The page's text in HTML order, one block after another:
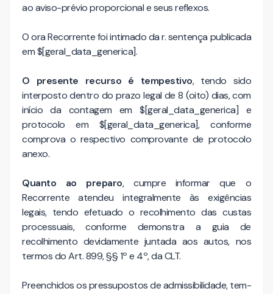
ao aviso-prévio proporcional e seus reflexos.
O ora Recorrente foi intimado da r. sentença publicada
em $[geral_data_generica].
O presente recurso é tempestivo, tendo sido
interposto dentro do prazo legal de 8 (oito) dias, com
início da contagem em $[geral_data_generica] e
protocolo em $[geral_data_generica], conforme
comprova o respectivo comprovante de protocolo
anexo.
Quanto ao preparo, cumpre informar que o
Recorrente atendeu integralmente às exigências
legais, tendo efetuado o recolhimento das custas
processuais, conforme demonstra a guia de
recolhimento devidamente juntada aos autos, nos
termos do Art. 899, §§ 1º e 4º, da CLT.
Preenchidos os pressupostos de admissibilidade, tem-